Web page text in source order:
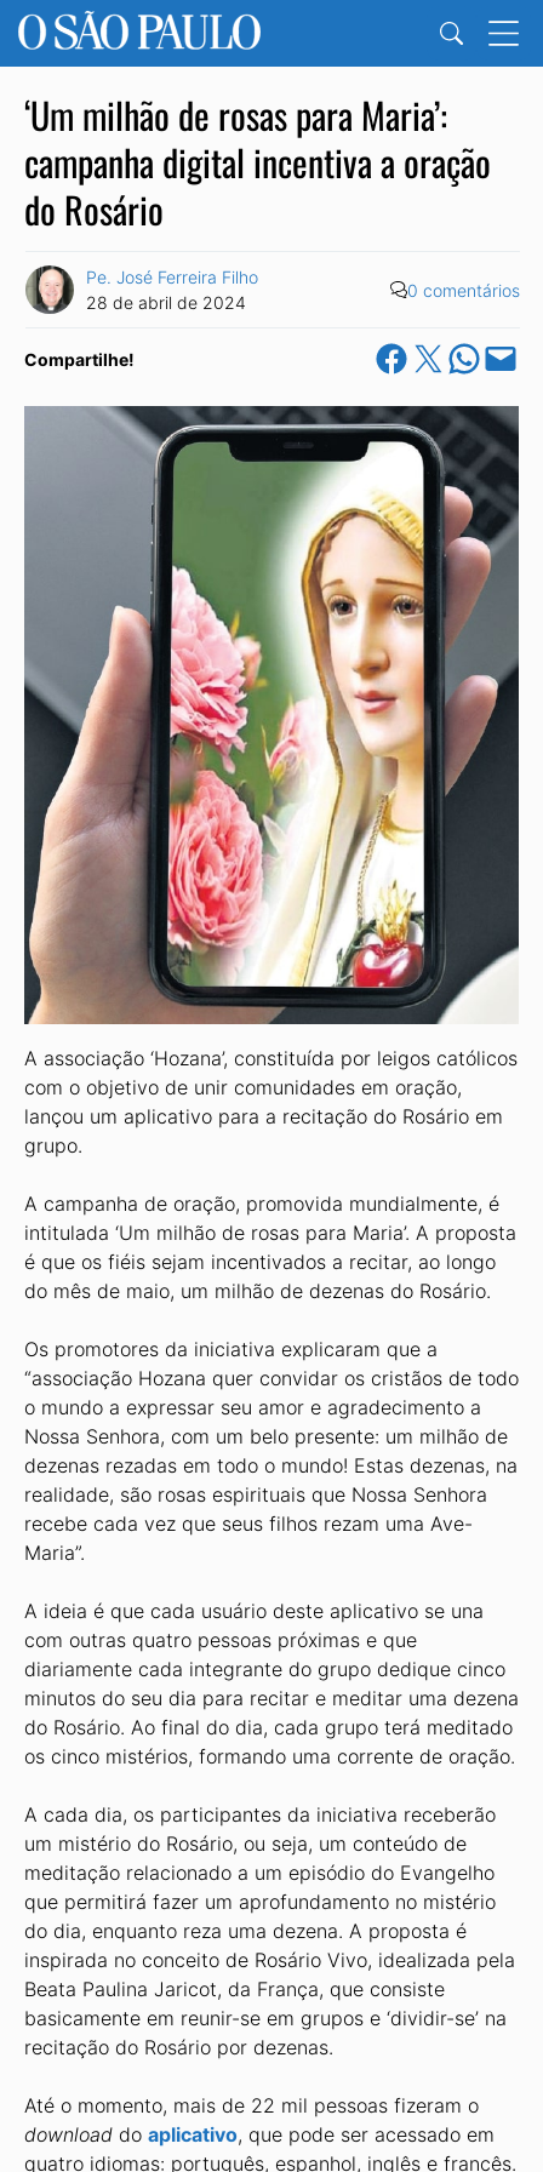
‘Um milhão de rosas para Maria’:
campanha digital incentiva a oração
do Rosário
Pe. José Ferreira Filho
28 de abril de 2024
0 comentários
Compartilhe! Share on Facebook
Share on X Share on
Email this
A associação ‘Hozana’, constituída por leigos católicos
com o objetivo de unir comunidades em oração,
lançou um aplicativo para a recitação do Rosário em
grupo.
A campanha de oração, promovida mundialmente, é
intitulada ‘Um milhão de rosas para Maria’. A proposta
é que os fiéis sejam incentivados a recitar, ao longo
do mês de maio, um milhão de dezenas do Rosário.
Os promotores da iniciativa explicaram que a
“associação Hozana quer convidar os cristãos de todo
o mundo a expressar seu amor e agradecimento a
Nossa Senhora, com um belo presente: um milhão de
dezenas rezadas em todo o mundo! Estas dezenas, na
realidade, são rosas espirituais que Nossa Senhora
recebe cada vez que seus filhos rezam uma Ave-
Maria”.
A ideia é que cada usuário deste aplicativo se una
com outras quatro pessoas próximas e que
diariamente cada integrante do grupo dedique cinco
minutos do seu dia para recitar e meditar uma dezena
do Rosário. Ao final do dia, cada grupo terá meditado
os cinco mistérios, formando uma corrente de oração.
A cada dia, os participantes da iniciativa receberão
um mistério do Rosário, ou seja, um conteúdo de
meditação relacionado a um episódio do Evangelho
que permitirá fazer um aprofundamento no mistério
do dia, enquanto reza uma dezena. A proposta é
inspirada no conceito de Rosário Vivo, idealizada pela
Beata Paulina Jaricot, da França, que consiste
basicamente em reunir-se em grupos e ‘dividir-se’ na
recitação do Rosário por dezenas.
Até o momento, mais de 22 mil pessoas fizeram o
download do aplicativo, que pode ser acessado em
quatro idiomas: português, espanhol, inglês e francês.